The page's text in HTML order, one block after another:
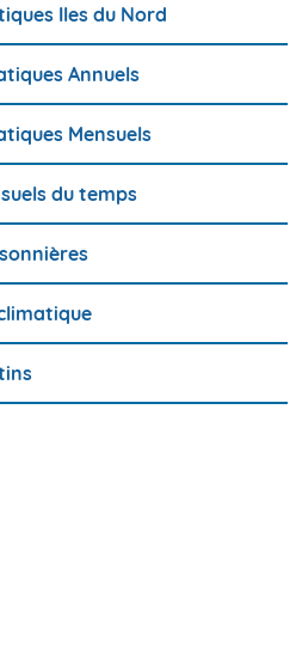
Iles du Nord
Annuels
Mensuels
du temps